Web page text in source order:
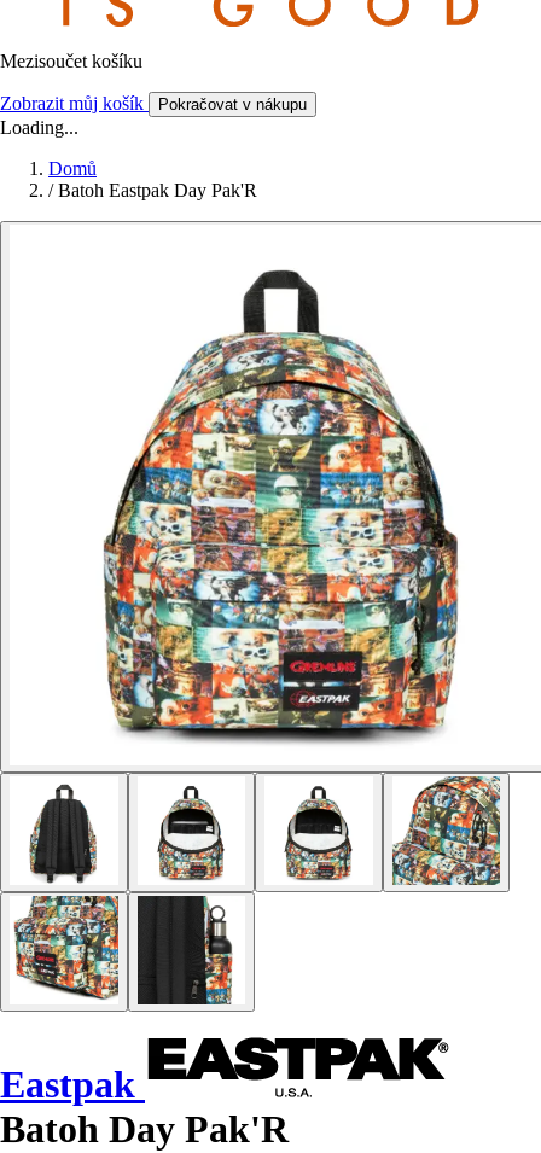
Mezisoučet košíku
Zobrazit můj košík Pokračovat v nákupu
Loading...
Domů
/ Batoh Eastpak Day Pak'R
Eastpak
Batoh Day Pak'R